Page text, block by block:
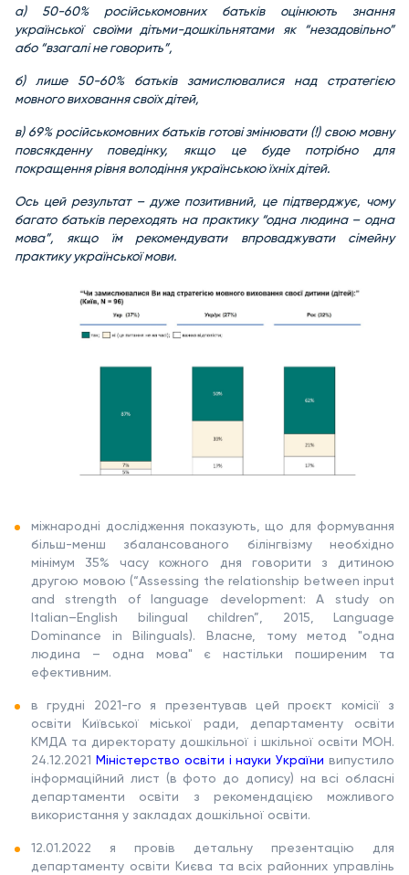
а) 50-60% російськомовних батьків оцінюють знання
української своїми дітьми-дошкільнятами як “незадовільно”
або “взагалі не говорить”,
б) лише 50-60% батьків замислювалися над стратегією
мовного виховання своїх дітей,
в) 69% російськомовних батьків готові змінювати (!) свою мовну
повсякденну поведінку, якщо це буде потрібно для
покращення рівня володіння українською їхніх дітей.
Ось цей результат – дуже позитивний, це підтверджує, чому
багато батьків переходять на практику “одна людина – одна
мова”, якщо їм рекомендувати впроваджувати сімейну
практику української мови.
міжнародні дослідження показують, що для формування
більш-менш збалансованого білінгвізму необхідно
мінімум 35% часу кожного дня говорити з дитиною
другою мовою (“Assessing the relationship between input
and strength of language development: A study on
Italian–English bilingual children”, 2015, Language
Dominance in Bilinguals). Власне, тому метод "одна
людина – одна мова" є настільки поширеним та
ефективним.
в грудні 2021-го я презентував цей проєкт комісії з
освіти Київської міської ради, департаменту освіти
КМДА та директорату дошкільної і шкільної освіти МОН.
24.12.2021 Міністерство освіти і науки України випустило
інформаційний лист (в фото до допису) на всі обласні
департаменти освіти з рекомендацією можливого
використання у закладах дошкільної освіти.
12.01.2022 я провів детальну презентацію для
департаменту освіти Києва та всіх районних управлінь